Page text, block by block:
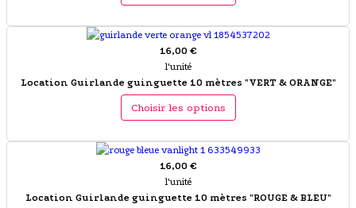
16,00 €
l'unité
Location Guirlande guinguette 10 mètres "VERT & ORANGE"
Choisir les options
16,00 €
l'unité
Location Guirlande guinguette 10 mètres "ROUGE & BLEU"